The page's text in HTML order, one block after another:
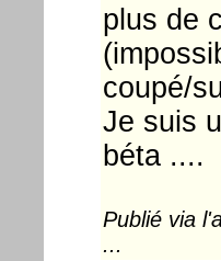
plus de
coupé/
Je suis
béta ....
Publié via
...